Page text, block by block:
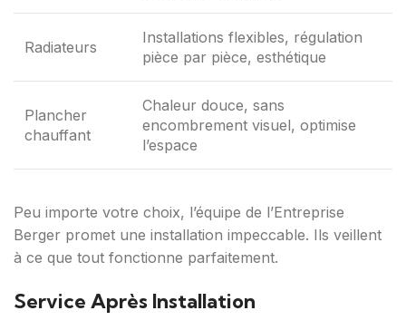
Radiateurs
Installations flexibles, régulation
pièce par pièce, esthétique
Plancher
chauffant
Chaleur douce, sans
encombrement visuel, optimise
l’espace
Peu importe votre choix, l’équipe de l’Entreprise
Berger promet une installation impeccable. Ils veillent
à ce que tout fonctionne parfaitement.
Service Après Installation